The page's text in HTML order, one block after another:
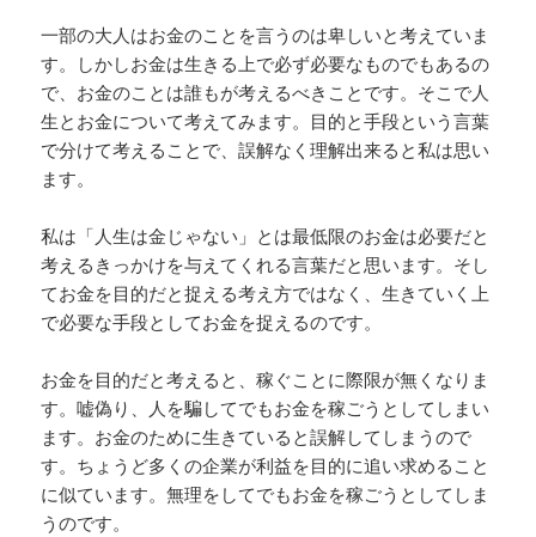
一部の大人はお金のことを言うのは卑しいと考えていま
す。しかしお金は生きる上で必ず必要なものでもあるの
で、お金のことは誰もが考えるべきことです。そこで人
生とお金について考えてみます。目的と手段という言葉
で分けて考えることで、誤解なく理解出来ると私は思い
ます。
私は「人生は金じゃない」とは最低限のお金は必要だと
考えるきっかけを与えてくれる言葉だと思います。そし
てお金を目的だと捉える考え方ではなく、生きていく上
で必要な手段としてお金を捉えるのです。
お金を目的だと考えると、稼ぐことに際限が無くなりま
す。嘘偽り、人を騙してでもお金を稼ごうとしてしまい
ます。お金のために生きていると誤解してしまうので
す。ちょうど多くの企業が利益を目的に追い求めること
に似ています。無理をしてでもお金を稼ごうとしてしま
うのです。